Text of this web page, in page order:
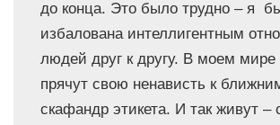
до конца. Это было трудно – я
избалована интеллигентным
людей друг к другу. В моем
прячут свою ненависть к
скафандр этикета. И так живут –